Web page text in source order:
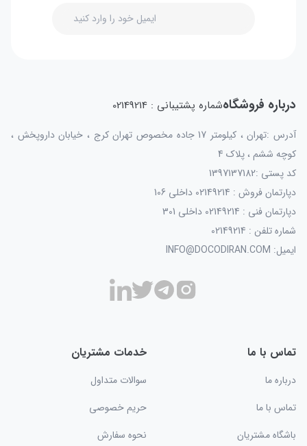
درباره فروشگاهشماره پشتیبانی : 02149214
آدرس :تهران ، کیلومتر 17 جاده مخصوص تهران کرج ، خیابان داروپخش ،
کوچه ششم ، پلاک 4
کد پستی :1397137182
دپارتمان فروش : 02149214 داخلی 106
دپارتمان فنی : 02149214 داخلی 301
شماره تلفن : 02149214
ایمیل: INFO@DOCODIRAN.COM
تماس با ما
درباره ما
تماس با ما
باشگاه مشتریان
خدمات مشتریان
سوالات متداول
حریم خصوصی
نحوه سفارش